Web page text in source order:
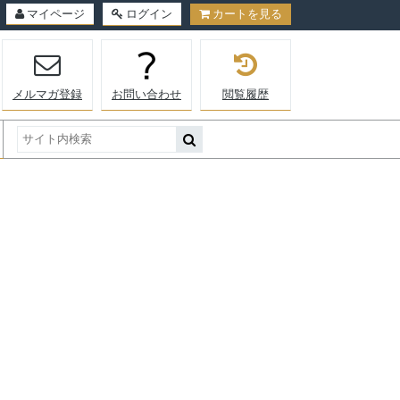
マイページ ログイン カートを見る
メルマガ登録 お問い合わせ 閲覧履歴